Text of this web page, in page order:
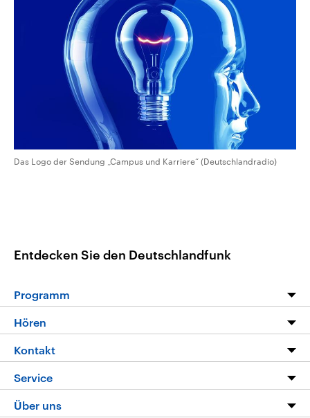
CDU, SPD und FDP regiert.-
Umfragen, Prognosen,
Wahlprogramme, aktuelle Berichte
und Hintergründe zu den Parteien
und Kandidaten der anstehenden
aktuelle Weltgeschehen.
Sendungen Programm Podcasts
Audio-Archiv
Das Logo der Sendung „Campus und Karriere“ (Deutschlandradio)
Entdecken Sie den Deutschlandfunk
Programm
Programm
Die Nachrichten
Nachrichtenleicht
Neue Beiträge auf dlf.de
Hören
Livestream
Podcasts
Deutschlandfunk App
Kontakt
Hörerservice
Service
FAQ
Über uns